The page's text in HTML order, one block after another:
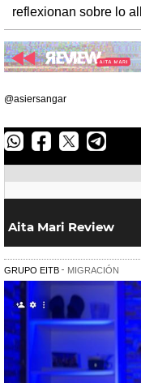
reflexionan sobre lo
@asiersangar
Whatsapp
Aita Mari Review
GRUPO EITB MIGRACIÓN